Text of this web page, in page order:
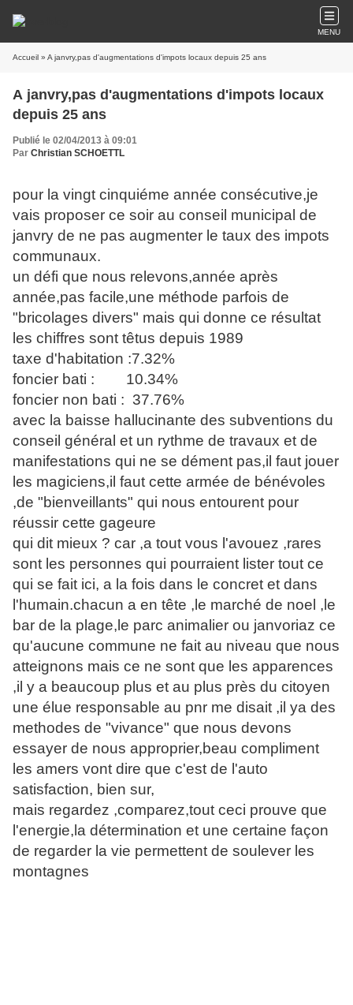
MENU
Accueil » A janvry,pas d'augmentations d'impots locaux depuis 25 ans
A janvry,pas d'augmentations d'impots locaux
depuis 25 ans
Publié le 02/04/2013 à 09:01
Par Christian SCHOETTL
pour la vingt cinquiéme année consécutive,je
vais proposer ce soir au conseil municipal de
janvry de ne pas augmenter le taux des impots
communaux.
un défi que nous relevons,année après
année,pas facile,une méthode parfois de
"bricolages divers" mais qui donne ce résultat
les chiffres sont têtus depuis 1989
taxe d'habitation :7.32%
foncier bati : 10.34%
foncier non bati : 37.76%
avec la baisse hallucinante des subventions du
conseil général et un rythme de travaux et de
manifestations qui ne se dément pas,il faut jouer
les magiciens,il faut cette armée de bénévoles
,de "bienveillants" qui nous entourent pour
réussir cette gageure
qui dit mieux ? car ,a tout vous l'avouez ,rares
sont les personnes qui pourraient lister tout ce
qui se fait ici, a la fois dans le concret et dans
l'humain.chacun a en tête ,le marché de noel ,le
bar de la plage,le parc animalier ou janvoriaz ce
qu'aucune commune ne fait au niveau que nous
atteignons mais ce ne sont que les apparences
,il y a beaucoup plus et au plus près du citoyen
une élue responsable au pnr me disait ,il ya des
methodes de "vivance" que nous devons
essayer de nous approprier,beau compliment
les amers vont dire que c'est de l'auto
satisfaction, bien sur,
mais regardez ,comparez,tout ceci prouve que
l'energie,la détermination et une certaine façon
de regarder la vie permettent de soulever les
montagnes